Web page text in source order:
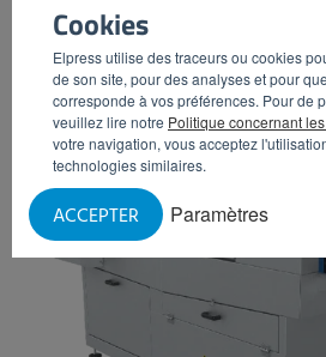
Cookies
Elpress utilise des traceurs ou cookies
de son site, pour des analyses et pour
corresponde à vos préférences. Pour de
veuillez lire notre Politique concernant
votre navigation, vous acceptez
technologies similaires.
Paramètres
ACCEPTER